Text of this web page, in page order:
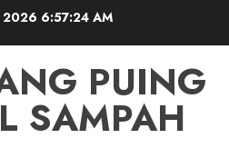
2026 6:57:25 AM
PUING
SAMPAH